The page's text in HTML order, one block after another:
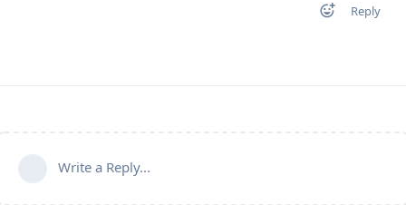
Reply
Write a Reply...